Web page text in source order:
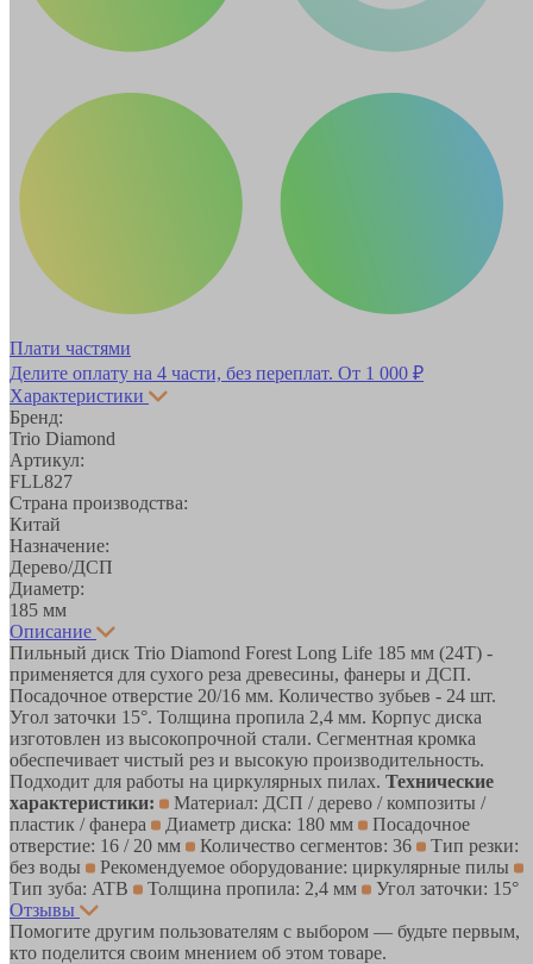
Плати частями
Делите оплату на 4 части, без переплат. От 1 000 ₽
Характеристики
Бренд:
Trio Diamond
Артикул:
FLL827
Страна производства:
Китай
Назначение:
Дерево/ДСП
Диаметр:
185 мм
Описание
Пильный диск Trio Diamond Forest Long Life 185 мм (24T) -
применяется для сухого реза древесины, фанеры и ДСП.
Посадочное отверстие 20/16 мм. Количество зубьев - 24 шт.
Угол заточки 15°. Толщина пропила 2,4 мм. Корпус диска
изготовлен из высокопрочной стали. Сегментная кромка
обеспечивает чистый рез и высокую производительность.
Подходит для работы на циркулярных пилах. Технические
характеристики:
Материал: ДСП / дерево / композиты /
пластик / фанера
Диаметр диска: 180 мм
Посадочное
отверстие: 16 / 20 мм
Количество сегментов: 36
Тип резки:
без воды
Рекомендуемое оборудование: циркулярные пилы
Тип зуба: ATB
Толщина пропила: 2,4 мм
Угол заточки: 15°
Отзывы
Помогите другим пользователям с выбором — будьте первым,
кто поделится своим мнением об этом товаре.